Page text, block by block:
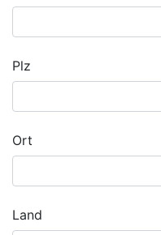
Plz
Ort
Land